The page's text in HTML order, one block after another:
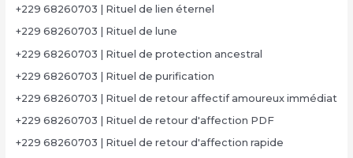
+229 68260703 | Rituel de lien éternel
+229 68260703 | Rituel de lune
+229 68260703 | Rituel de protection ancestral
+229 68260703 | Rituel de purification
+229 68260703 | Rituel de retour affectif amoureux immédiat
+229 68260703 | Rituel de retour d'affection PDF
+229 68260703 | Rituel de retour d'affection rapide